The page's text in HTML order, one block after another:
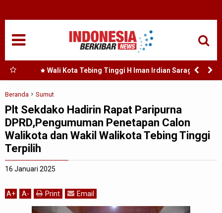
Wali Kota Tebing Tinggi H Iman Irdian Saragih :
Dorong Optimalisasi SP3 Catin
Beranda Sumut
Plt Sekdako Hadirin Rapat Paripurna
DPRD,Pengumuman Penetapan Calon
Walikota dan Wakil Walikota Tebing Tinggi
Terpilih
16 Januari 2025
A+ A- Print Email
NASIONAL
SUMUT
TANJUNGBALAI
ACEH
EDUKASI
REDAKSI